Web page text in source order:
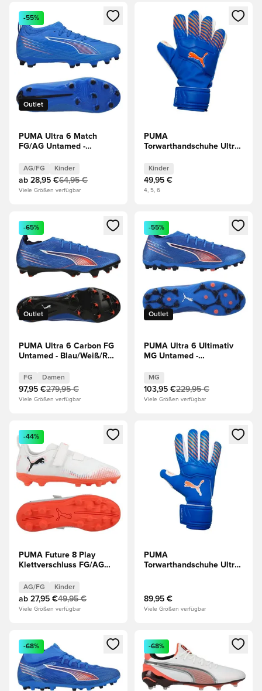
Öffnet ein neues Fenster zum Anmelden oder Registrieren
Outlet
-55%
PUMA Ultra 6 Match
FG/AG Untamed -
AG/FG Kinder
ab 28,95 €64,95 €
Viele Größen verfügbar
Öffnet ein neues Fenster
PUMA
Torwarthandschuhe Ultra
Untamed - Blau/Rot
Kinder
Kinder
49,95 €
4, 5, 6
Öffnet ein neues Fenster zum Anmelden oder Registrieren
Outlet
-65%
PUMA Ultra 6 Carbon FG
Untamed - Blau/Weiß/Rot
FG Damen
97,95 €279,95 €
Viele Größen verfügbar
Öffnet ein neues Fenster
Outlet
-55%
PUMA Ultra 6 Ultimativ
MG Untamed -
MG
103,95 €229,95 €
Viele Größen verfügbar
Öffnet ein neues Fenster zum Anmelden oder Registrieren
-44%
PUMA Future 8 Play
Klettverschluss FG/AG
Weiß/Schwarz/Rot Kinder
AG/FG Kinder
ab 27,95 €49,95 €
Viele Größen verfügbar
Öffnet ein neues Fenster
PUMA
Torwarthandschuhe Ultra
89,95 €
Viele Größen verfügbar
Öffnet ein neues Fenster zum Anmelden oder Registrieren
-68%
Öffnet ein neues Fenster
-68%